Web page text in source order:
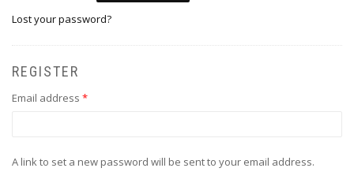
Lost your password?
REGISTER
Email address *Required
A link to set a new password will be sent to your email address.